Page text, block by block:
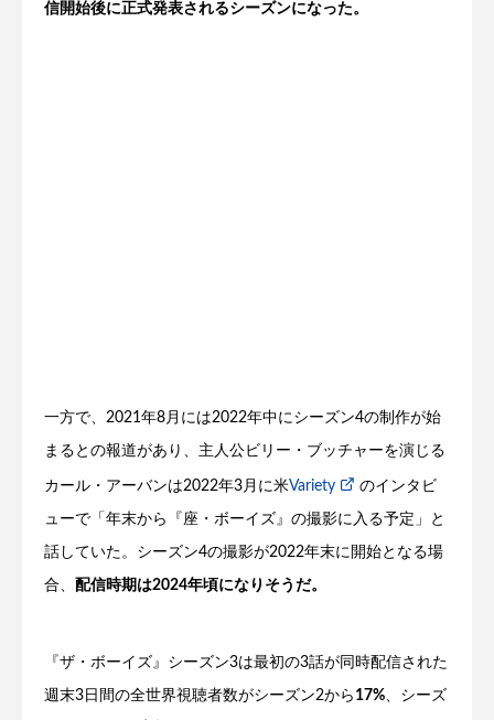
信開始後に正式発表されるシーズンになった。
一方で、2021年8月には2022年中にシーズン4の制作が始
まるとの報道があり、主人公ビリー・ブッチャーを演じる
カール・アーバンは2022年3月に米Variety のインタビ
ューで「年末から『座・ボーイズ』の撮影に入る予定」と
話していた。シーズン4の撮影が2022年末に開始となる場
合、 配信時期は2024年頃になりそうだ。
『ザ・ボーイズ』シーズン3は最初の3話が同時配信された
週末3日間の全世界視聴者数がシーズン2から 17%、シーズ